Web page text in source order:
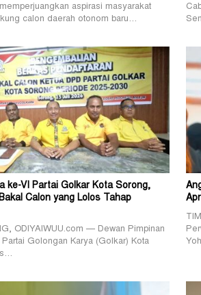
aspirasi masyarakat
calon daerah otonom baru…
ke-VI Partai Golkar Kota Sorong,
Calon yang Lolos Tahap
ODIYAIWUU.com — Dewan Pimpinan
Partai Golongan Karya (Golkar) Kota